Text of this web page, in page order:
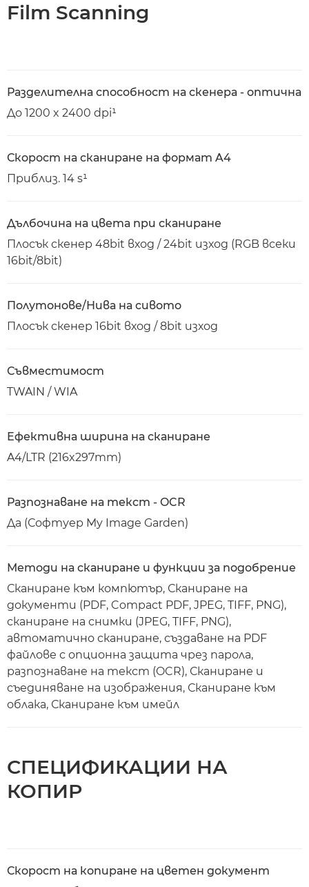
Film Scanning
Разделителна способност на скенера - оптична
До 1200 x 2400 dpi¹
Скорост на сканиране на формат A4
Приблиз. 14 s¹
Дълбочина на цвета при сканиране
Плосък скенер 48bit вход / 24bit изход (RGB всеки
16bit/8bit)
Полутонове/Нива на сивото
Плосък скенер 16bit вход / 8bit изход
Съвместимост
TWAIN / WIA
Ефективна ширина на сканиране
A4/LTR (216x297mm)
Разпознаване на текст - OCR
Да (Софтуер My Image Garden)
Методи на сканиране и функции за подобрение
Сканиране към компютър, Сканиране на
документи (PDF, Compact PDF, JPEG, TIFF, PNG),
сканиране на снимки (JPEG, TIFF, PNG),
автоматично сканиране, създаване на PDF
файлове с опционна защита чрез парола,
разпознаване на текст (OCR), Сканиране и
съединяване на изображения, Сканиране към
облака, Сканиране към имейл
СПЕЦИФИКАЦИИ НА
КОПИР
Скорост на копиране на цветен документ